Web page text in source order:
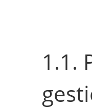
1.1.